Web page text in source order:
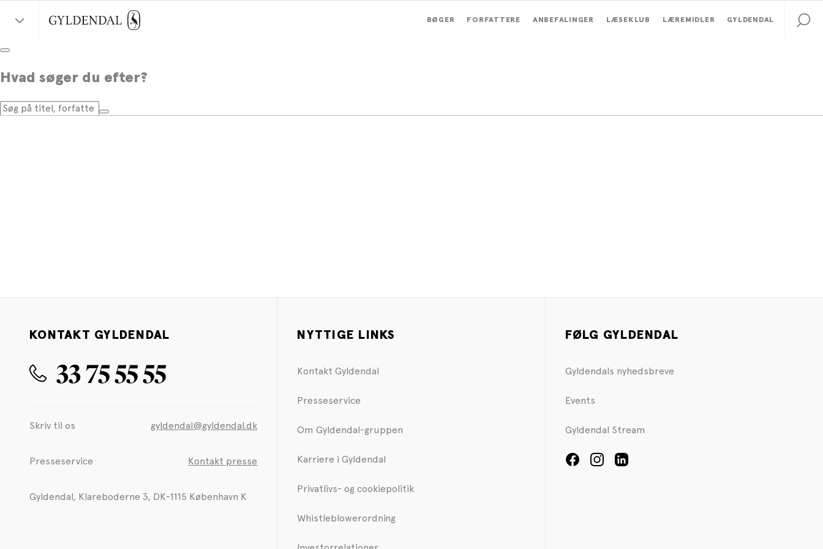
BØGER FORFATTERE ANBEFALINGER LÆSEKLUB LÆREMIDLER GYLDENDAL
Hvad søger du efter?
KONTAKT GYLDENDAL
33 75 55 55
Skriv til os gyldendal@gyldendal.dk
Presseservice Kontakt presse
Gyldendal, Klareboderne 3, DK-1115 København K
NYTTIGE LINKS
Kontakt Gyldendal
Presseservice
Om Gyldendal-gruppen
Karriere i Gyldendal
Privatlivs- og cookiepolitik
Whistleblowerordning
FØLG GYLDENDAL
Gyldendals nyhedsbreve
Events
Gyldendal Stream